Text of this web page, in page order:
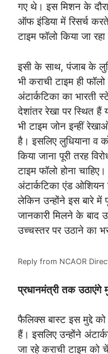
गए थे। इस मिशन के
ऑफ इंडिया में रिसर्च
टाइम फॉलो किया जा रहा
इसी के साथ, पंजाब के
भी कराची टाइम ही
अंटार्कटिका का भारती
देशांतर रेखा पर स्थित हैं
भी टाइम जोन इन्हीं
है। इसलिए लुधियाना व
किया जाना पूरी तरह
टाइम फॉलो होना
अंटार्कटिका एंड ओशियन
लेकिन उन्होंने इस बारे में
जानकारी मिलने के बाद
उच्चस्तर पर उठाने का
Reply from NCAOR
प्रधानमंत्री तक उठाएंगे
फैलिक्स बास्ट इस मुद्दे
हैं। इसलिए उन्होंने
जा रहे कराची टाइम